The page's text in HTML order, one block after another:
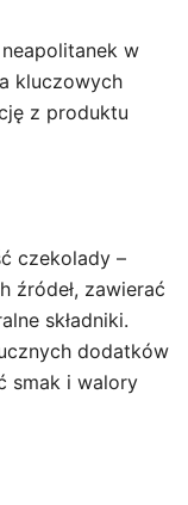
w
kluczowych
z produktu
czekolady –
źródeł, zawierać
składniki.
dodatków
smak i walory